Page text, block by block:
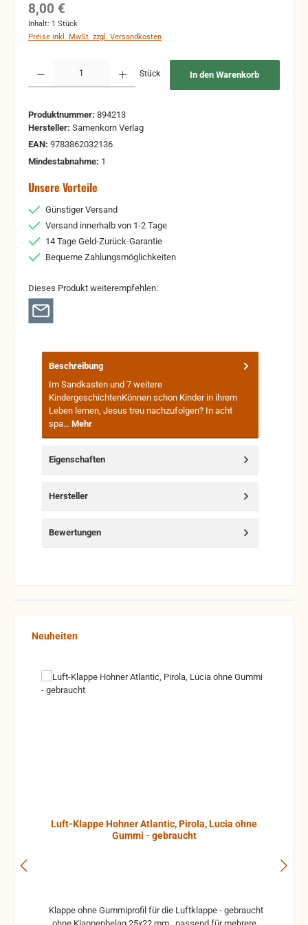
Regulärer Preis:
8,00 €
Inhalt: 1 Stück
Preise inkl. MwSt. zzgl. Versandkosten
Stück In den Warenkorb
Produktnummer: 894213
Hersteller: Samenkorn Verlag
EAN: 9783862032136
Mindestabnahme: 1
Unsere Vorteile
Günstiger Versand
Versand innerhalb von 1-2 Tage
14 Tage Geld-Zurück-Garantie
Bequeme Zahlungsmöglichkeiten
Dieses Produkt weiterempfehlen:
Beschreibung
Im Sandkasten und 7 weitere
KindergeschichtenKönnen schon Kinder in ihrem
Leben lernen, Jesus treu nachzufolgen? In acht
spa… Mehr
Eigenschaften
Hersteller
Bewertungen
Produktgalerie überspringen
Neuheiten
Luft-Klappe Hohner Atlantic, Pirola, Lucia ohne
Gummi - gebraucht